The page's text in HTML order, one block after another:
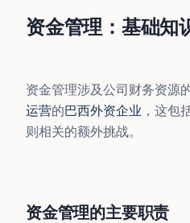
资金管理：基础知
资金管理涉及公司财务资源
运营的巴西外资企业 ，这包
则相关的额外挑战。
资金管理的主要职责